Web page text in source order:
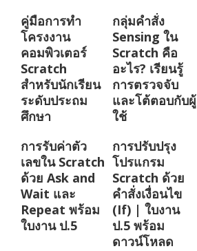
คู่มือการทำ
โครงงาน
คอมพิวเตอร์
Scratch
สำหรับนักเรียน
ระดับประถม
ศึกษา
กลุ่มคำสั่ง
Sensing ใน
Scratch คือ
อะไร? เรียนรู้
การตรวจจับ
และโต้ตอบกับผู้
ใช้
การรับค่าตัว
เลขใน Scratch
ด้วย Ask and
Wait และ
Repeat พร้อม
ใบงาน ป.5
การปรับปรุง
โปรแกรม
Scratch ด้วย
คำสั่งเงื่อนไข
(If) | ใบงาน
ป.5 พร้อม
ดาวน์โหลด